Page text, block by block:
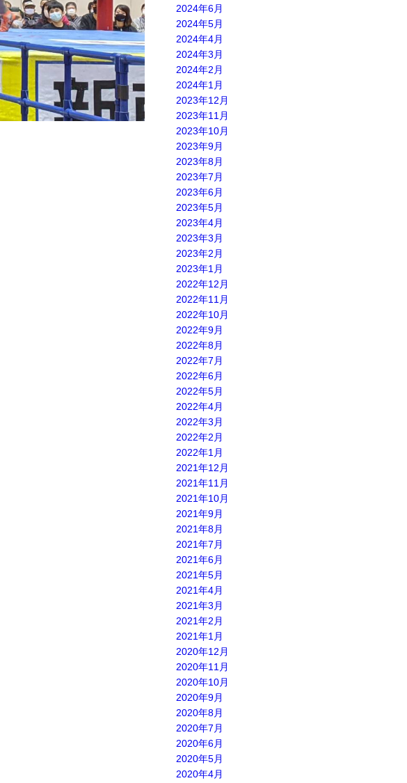
2024年6月
2024年5月
2024年4月
2024年3月
2024年2月
2024年1月
2023年12月
2023年11月
2023年10月
2023年9月
2023年8月
2023年7月
2023年6月
2023年5月
2023年4月
2023年3月
2023年2月
2023年1月
2022年12月
2022年11月
2022年10月
2022年9月
2022年8月
2022年7月
2022年6月
2022年5月
2022年4月
2022年3月
2022年2月
2022年1月
2021年12月
2021年11月
2021年10月
2021年9月
2021年8月
2021年7月
2021年6月
2021年5月
2021年4月
2021年3月
2021年2月
2021年1月
2020年12月
2020年11月
2020年10月
2020年9月
2020年8月
2020年7月
2020年6月
2020年5月
2020年4月